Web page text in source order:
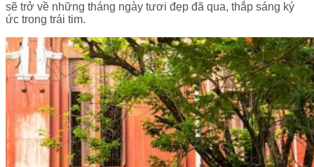
sẽ trở về những tháng ngày tươi đẹp đã qua, thắp sáng ký
ức trong trái tim.